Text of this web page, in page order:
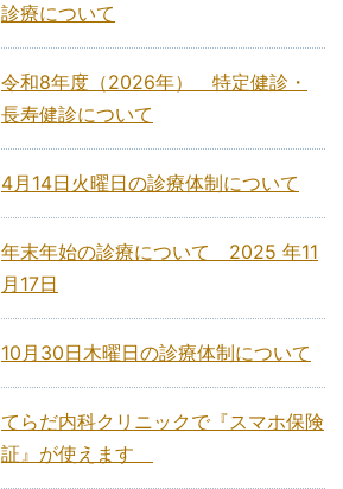
診療について
令和8年度（2026年） 特定健診・
長寿健診について
4月14日火曜日の診療体制について
年末年始の診療について 2025 年11
月17日
10月30日木曜日の診療体制について
てらだ内科クリニックで『スマホ保険
証』が使えます